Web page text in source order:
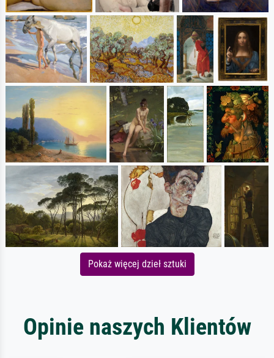
Pokaż więcej dzieł sztuki
Opinie naszych Klientów